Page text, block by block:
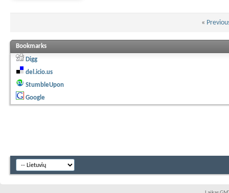
«
Bookmarks
Digg
del.icio.us
StumbleUpon
Google